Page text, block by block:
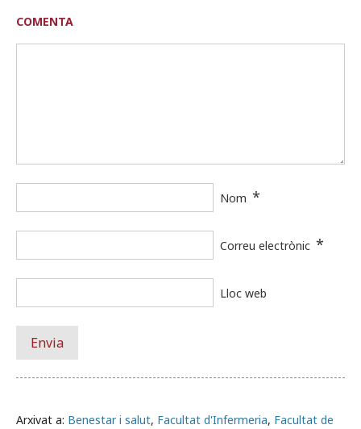
Arxivat a: Benestar i salut, Facultat d'Infermeria, Facultat de
COMENTA
Nom *
Correu electrònic *
Lloc web